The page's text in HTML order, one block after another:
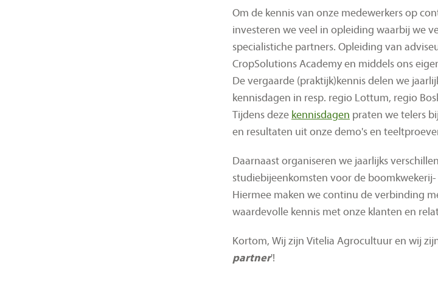
Om de kennis van onze medewerkers op
investeren we veel in opleiding waarbij we
specialistiche partners. Opleiding van
CropSolutions Academy en middels ons
De vergaarde (praktijk)kennis delen we
kennisdagen in resp. regio Lottum, regio
Tijdens deze kennisdagen praten we telers
en resultaten uit onze demo's en
Daarnaast organiseren we jaarlijks
studiebijeenkomsten voor de
Hiermee maken we continu de verbinding
waardevolle kennis met onze klanten en
Kortom, Wij zijn Vitelia Agrocultuur en wij
partner'!